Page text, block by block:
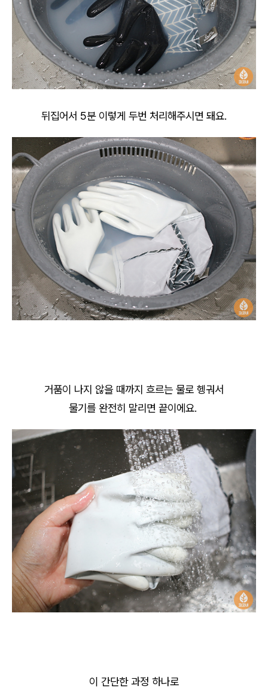
뒤집어서 5분 이렇게 두번 처리해주시면 돼요.
거품이 나지 않을 때까지 흐르는 물로 헹궈서
물기를 완전히 말리면 끝이에요.
이 간단한 과정 하나로